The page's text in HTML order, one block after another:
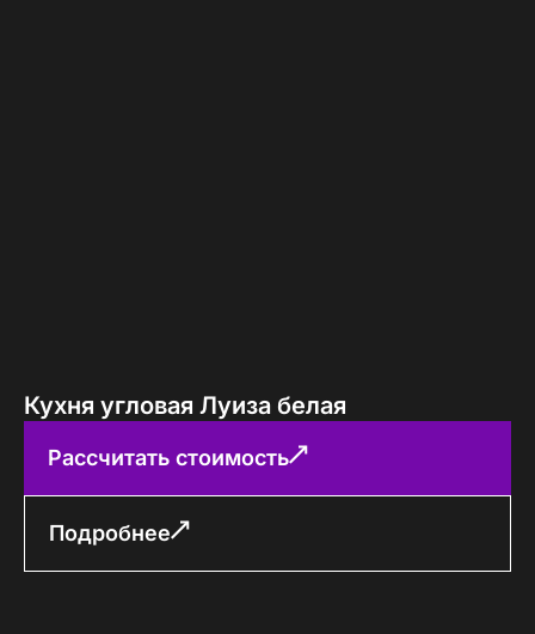
Кухня угловая Луиза белая
Рассчитать стоимость
Подробнее